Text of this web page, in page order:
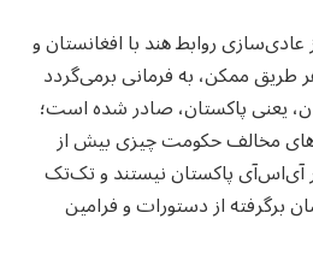
روابط هند با افغانستان و
طریق ممکن، به فرمانی برمی‌گردد
یعنی پاکستان، صادر شده است؛
مخالف حکومت چیزی بیش از
آی‌اس‌آی پاکستان نیستند و تک‌تک
از دستورات و فرامین